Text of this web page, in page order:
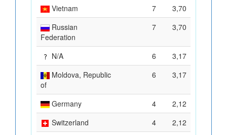
Vietnam
7
3,70
Russian
Federation
7 3,70
N/A 6
3,17
Moldova, Republic
of
6 3,17
Germany 4
2,12
Switzerland
4
2,12